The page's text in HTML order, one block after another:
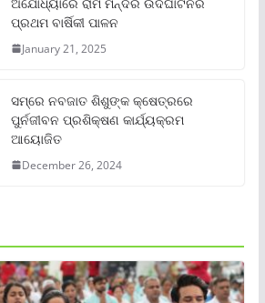
ପ୍ରଥମ ବାର୍ଷିକୀ ପାଳନ
January 21, 2025
ସମ୍‌ରେ ନବଜାତ ଶିଶୁଙ୍କ କ୍ଷେତ୍ରରେ
ପୁର୍ନଜୀବନ ପ୍ରଶିକ୍ଷଣ କାର୍ଯ୍ୟକ୍ରମ
ଆୟୋଜିତ
December 26, 2024